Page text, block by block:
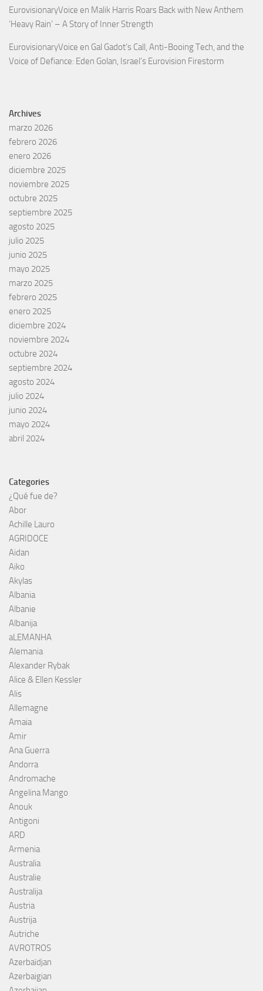
EurovisionaryVoice en Malik Harris Roars Back with New Anthem
‘Heavy Rain’ – A Story of Inner Strength
EurovisionaryVoice en Gal Gadot’s Call, Anti-Booing Tech, and the
Voice of Defiance: Eden Golan, Israel’s Eurovision Firestorm
Archives
marzo 2026
febrero 2026
enero 2026
diciembre 2025
noviembre 2025
octubre 2025
septiembre 2025
agosto 2025
julio 2025
junio 2025
mayo 2025
marzo 2025
febrero 2025
enero 2025
diciembre 2024
noviembre 2024
octubre 2024
septiembre 2024
agosto 2024
julio 2024
junio 2024
mayo 2024
abril 2024
Categories
¿Qué fue de?
Abor
Achille Lauro
AGRIDOCE
Aidan
Aiko
Akylas
Albania
Albanie
Albanija
aLEMANHA
Alemania
Alexander Rybak
Alice & Ellen Kessler
Alis
Allemagne
Amaia
Amir
Ana Guerra
Andorra
Andromache
Angelina Mango
Anouk
Antigoni
ARD
Armenia
Australia
Australie
Australija
Austria
Austrija
Autriche
AVROTROS
Azerbaïdjan
Azerbaigian